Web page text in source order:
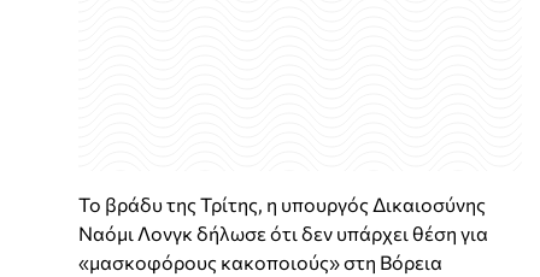
Το βράδυ της Τρίτης, η υπουργός Δικαιοσύνης
Ναόμι Λονγκ δήλωσε ότι δεν υπάρχει θέση για
«μασκοφόρους κακοποιούς» στη Βόρεια